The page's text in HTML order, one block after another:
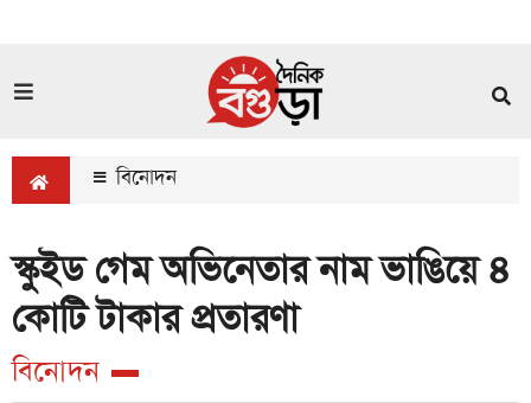
বিনোদন
স্কুইড গেম অভিনেতার নাম ভাঙিয়ে ৪
কোটি টাকার প্রতারণা
বিনোদন